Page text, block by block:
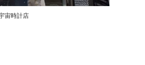
宙時計店